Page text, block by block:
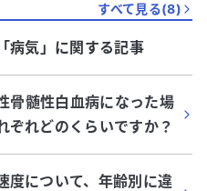
すべて見る(8)
病気 」に関する記事
髄性白血病になった場
ぞれどのくらいですか？
度について、年齢別に違